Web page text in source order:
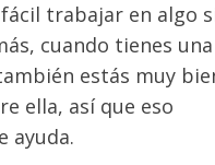
fácil trabajar en algo
cuando tienes
estás muy
ella, así que eso
ayuda.